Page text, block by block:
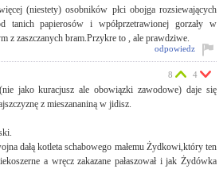
(niestety) osobników płci obojga rozsiewających
tanich papierosów i wpółprzetrawionej gorzały w
z zaszczanych bram.Przykre to , ale prawdziwe.
odpowiedz
jako kuracjusz ale obowiązki zawodowe) daje się
z mieszananiną w jidisz.
dałą kotleta schabowego małemu Żydkowi,który ten
a wręcz zakazane pałaszował i jak Żydówka
8 4